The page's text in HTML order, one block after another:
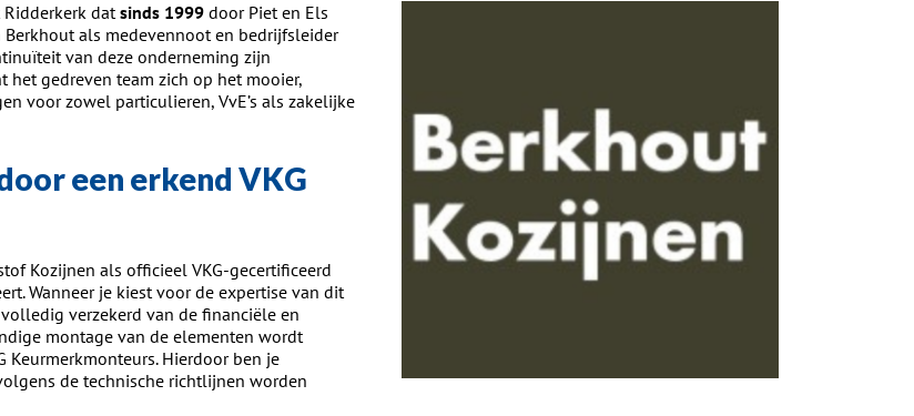
datsinds 1999 door Piet en Els
als medevennoot en bedrijfsleider
van deze onderneming zijn
het gedreven team zich op het mooier,
voor zowel particulieren, VvE’s als zakelijke
een erkend VKG
Kozijnen als officieel VKG-gecertificeerd
Wanneer je kiest voor de expertise van dit
verzekerd van de financiële en
montage van de elementen wordt
Hierdoor ben je
de technische richtlijnen worden